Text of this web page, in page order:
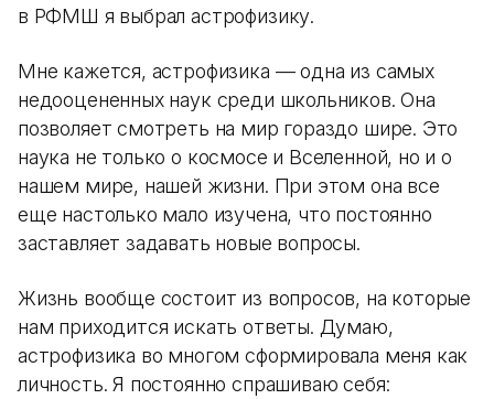
в РФМШ я выбрал астрофизику.
Мне кажется, астрофизика — одна из самых
недооцененных наук среди школьников. Она
позволяет смотреть на мир гораздо шире. Это
наука не только о космосе и Вселенной, но и о
нашем мире, нашей жизни. При этом она все
еще настолько мало изучена, что постоянно
заставляет задавать новые вопросы.
Жизнь вообще состоит из вопросов, на которые
нам приходится искать ответы. Думаю,
астрофизика во многом сформировала меня как
личность. Я постоянно спрашиваю себя: